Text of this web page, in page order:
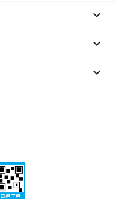

keyboard_arrow_down
